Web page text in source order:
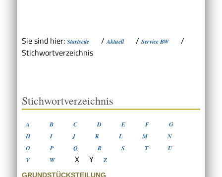
Sie sind hier: Startseite /Aktuell / Service BW
/
Stichwortverzeichnis
Stichwortverzeichnis
A B C D E F
G
H
I J K L M
N
O
P Q R S T
U
V
W X Y Z
GRUNDSTÜCKSTEILUNG